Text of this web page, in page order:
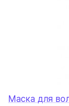
Маска для